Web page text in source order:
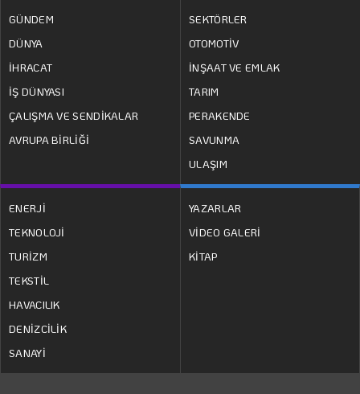
GÜNDEM
DÜNYA
İHRACAT
İŞ DÜNYASI
ÇALIŞMA VE SENDİKALAR
AVRUPA BİRLİĞİ
SEKTÖRLER
OTOMOTİV
İNŞAAT VE EMLAK
TARIM
PERAKENDE
SAVUNMA
ULAŞIM
ENERJİ
TEKNOLOJİ
TURİZM
TEKSTİL
HAVACILIK
DENİZCİLİK
SANAYİ
YAZARLAR
VİDEO GALERİ
KİTAP